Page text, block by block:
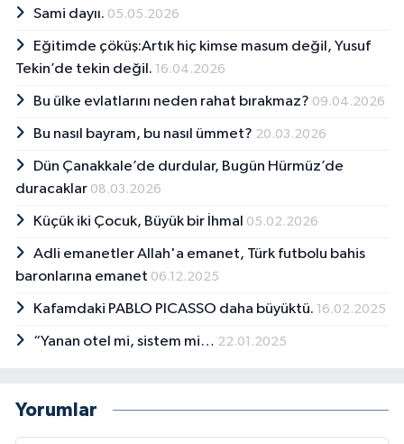
Sami dayıı. 05.05.2026
Eğitimde çöküş:Artık hiç kimse masum değil, Yusuf
Tekin’de tekin değil. 16.04.2026
Bu ülke evlatlarını neden rahat bırakmaz? 09.04.2026
Bu nasıl bayram, bu nasıl ümmet? 20.03.2026
Dün Çanakkale’de durdular, Bugün Hürmüz’de
duracaklar 08.03.2026
Küçük iki Çocuk, Büyük bir İhmal 05.02.2026
Adli emanetler Allah'a emanet, Türk futbolu bahis
baronlarına emanet 06.12.2025
Kafamdaki PABLO PICASSO daha büyüktü. 16.02.2025
“Yanan otel mi, sistem mi… 22.01.2025
Yorumlar